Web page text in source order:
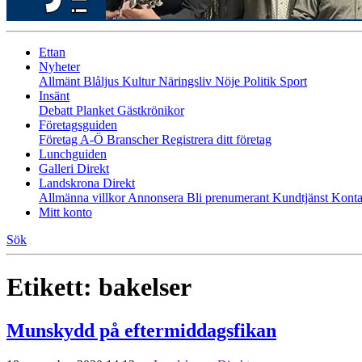
Ettan
Nyheter
Allmänt Blåljus KulturNäringsliv Nöje Politik Sport
Insänt
Debatt Planket Gästkrönikor
Företagsguiden
Företag A-Ö BranscherRegistrera ditt företag
Lunchguiden
Galleri Direkt
Landskrona Direkt
Allmänna villkorAnnonsera Bli prenumerant Kundtjänst
Mitt konto
Sök
Etikett: bakelser
Munskydd på eftermiddagsfikan